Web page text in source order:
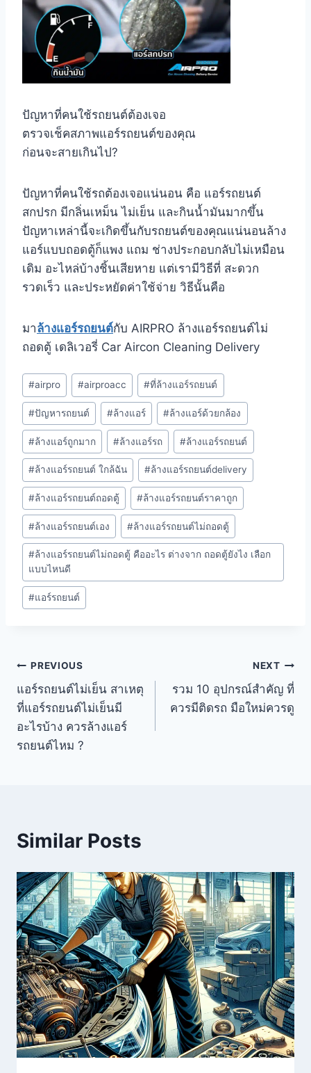
ปัญหาที่คนใช้รถยนต์ต้องเจอ
ตรวจเช็คสภาพแอร์รถยนต์ของคุณ
ก่อนจะสายเกินไป?
ปัญหาที่คนใช้รถต้องเจอแน่นอน คือ แอร์รถยนต์
สกปรก มีกลิ่นเหม็น ไม่เย็น และกินน้ำมันมากขึ้น
ปัญหาเหล่านี้จะเกิดขึ้นกับรถยนต์ของคุณแน่นอนล้าง
แอร์แบบถอดตู้ก็แพง แถม ช่างประกอบกลับไม่เหมือน
เดิม อะไหล่บ้างชิ้นเสียหาย แต่เรามีวิธีที่ สะดวก
รวดเร็ว และประหยัดค่าใช้จ่าย วิธีนั้นคือ
มาล้างแอร์รถยนต์กับ AIRPRO ล้างแอร์รถยนต์ไม่
ถอดตู้ เดลิเวอรี่ Car Aircon Cleaning Delivery
#airpro #airproacc #ที่ล้างแอร์รถยนต์
#ปัญหารถยนต์ #ล้างแอร์ #ล้างแอร์ด้วยกล้อง
#ล้างแอร์ถูกมาก #ล้างแอร์รถ #ล้างแอร์รถยนต์
#ล้างแอร์รถยนต์ ใกล้ฉัน #ล้างแอร์รถยนต์delivery
#ล้างแอร์รถยนต์ถอดตู้ #ล้างแอร์รถยนต์ราคาถูก
#ล้างแอร์รถยนต์เอง #ล้างแอร์รถยนต์ไม่ถอดตู้
#ล้างแอร์รถยนต์ไม่ถอดตู้ คืออะไร ต่างจาก ถอดตู้ยังไง เลือก
แบบไหนดี
#แอร์รถยนต์
PREVIOUS
แอร์รถยนต์ไม่เย็น สาเหตุ
ที่แอร์รถยนต์ไม่เย็นมี
อะไรบ้าง ควรล้างแอร์
รถยนต์ไหม ?
NEXT
รวม 10 อุปกรณ์สำคัญ ที่
ควรมีติดรถ มือใหม่ควรดู
Similar Posts